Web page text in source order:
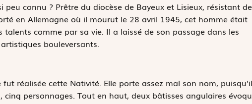
connu ? Prêtre du diocèse de Bayeux et Lisieux, résistant
en Allemagne où il mourut le 28 avril 1945, cet homme était
comme par sa vie. Il a laissé de son passage dans les
bouleversants.
réalisée cette Nativité. Elle porte assez mal son nom, puisqu’il
cinq personnages. Tout en haut, deux bâtisses angulaires